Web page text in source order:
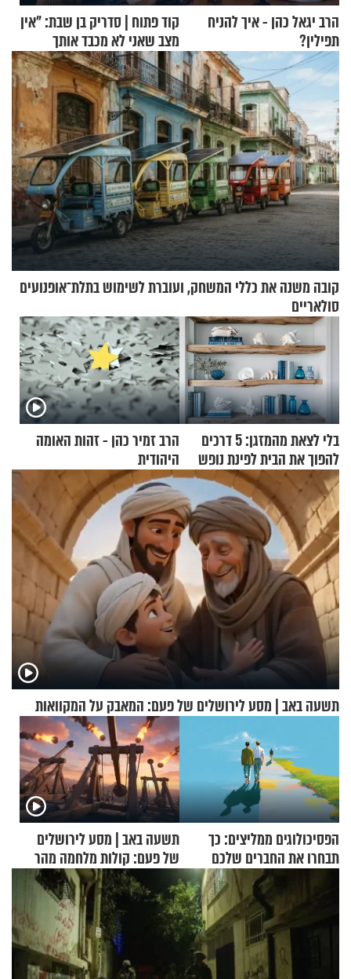
הרב יגאל כהן - איך להניח
תפילין?
קוד פתוח | סדריק בן שבת: "אין
מצב שאני לא מכבד אותך
בבוקר בהנחת תפילין"
קובה משנה את כללי המשחק, ועוברת לשימוש בתלת־אופנועים
סולאריים
בלי לצאת מהמזגן: 5 דרכים
להפוך את הבית לפינת נופש
מעוצבת
הרב זמיר כהן - זהות האומה
היהודית
תשעה באב | מסע לירושלים של פעם: המאבק על המקוואות
הפסיכולוגים ממליצים: כך
תבחרו את החברים שלכם
תשעה באב | מסע לירושלים
של פעם: קולות מלחמה מהר
הזיתים